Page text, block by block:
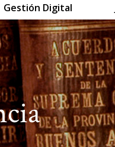
Gestión Digital